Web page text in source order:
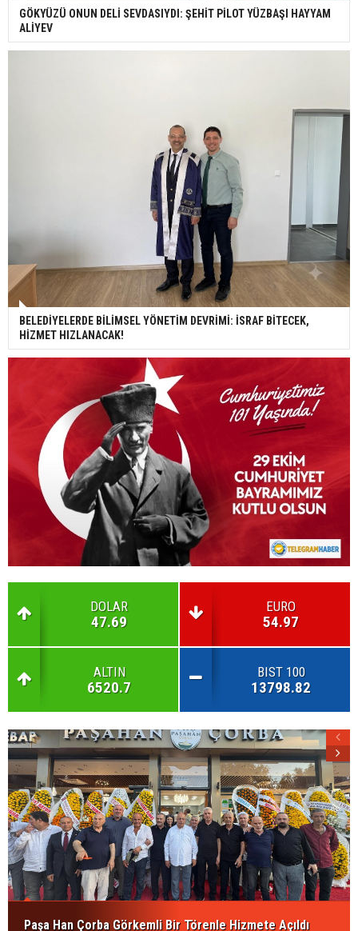
GÖKYÜZÜ ONUN DELİ SEVDASIYDI: ŞEHİT PİLOT YÜZBAŞI HAYYAM
ALİYEV
BELEDİYELERDE BİLİMSEL YÖNETİM DEVRİMİ: İSRAF BİTECEK,
HİZMET HIZLANACAK!
DOLAR
47.69
EURO
54.97
ALTIN
6520.7
BIST 100
13798.82
Paşa Han Çorba Görkemli Bir Törenle Hizmete Açıldı